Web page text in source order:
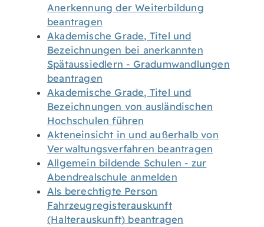
Anerkennung der Weiterbildung
beantragen
Akademische Grade, Titel und
Bezeichnungen bei anerkannten
Spätaussiedlern - Gradumwandlungen
beantragen
Akademische Grade, Titel und
Bezeichnungen von ausländischen
Hochschulen führen
Akteneinsicht in und außerhalb von
Verwaltungsverfahren beantragen
Allgemein bildende Schulen - zur
Abendrealschule anmelden
Als berechtigte Person
Fahrzeugregisterauskunft
(Halterauskunft) beantragen